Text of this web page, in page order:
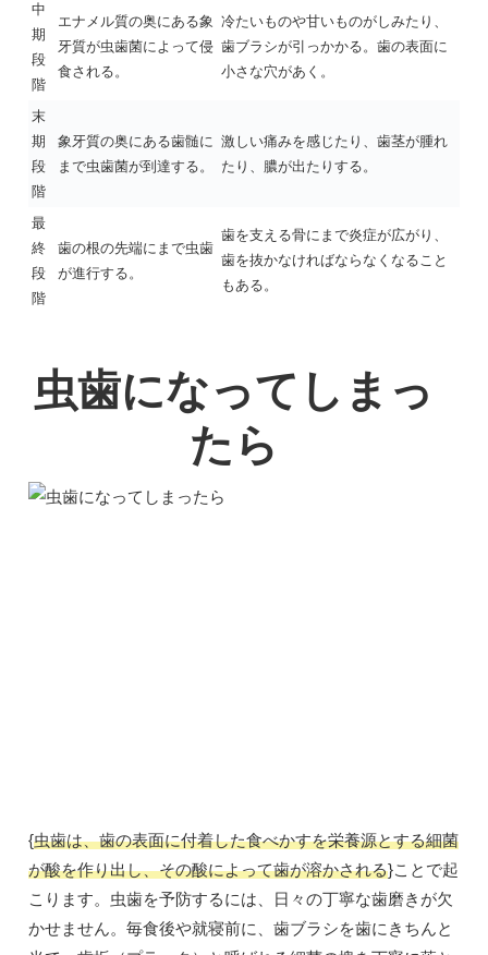
中
期
段
階
エナメル質の奥にある象
牙質が虫歯菌によって侵
食される。
冷たいものや甘いものがしみたり、
歯ブラシが引っかかる。歯の表面に
小さな穴があく。
末
期
段
階
象牙質の奥にある歯髄に
まで虫歯菌が到達する。
激しい痛みを感じたり、歯茎が腫れ
たり、膿が出たりする。
最
終
段
階
歯の根の先端にまで虫歯
が進行する。
歯を支える骨にまで炎症が広がり、
歯を抜かなければならなくなること
もある。
虫歯になってしまっ
たら
{虫歯は、歯の表面に付着した食べかすを栄養源とする細菌
が酸を作り出し、その酸によって歯が溶かされる}ことで起
こります。虫歯を予防するには、日々の丁寧な歯磨きが欠
かせません。毎食後や就寝前に、歯ブラシを歯にきちんと